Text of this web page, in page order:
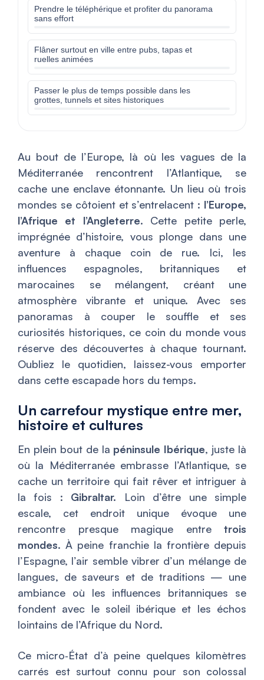
Prendre le téléphérique et profiter du panorama
sans effort
Flâner surtout en ville entre pubs, tapas et
ruelles animées
Passer le plus de temps possible dans les
grottes, tunnels et sites historiques
Au bout de l’Europe, là où les vagues de la
Méditerranée rencontrent l’Atlantique, se
cache une enclave étonnante. Un lieu où trois
mondes se côtoient et s’entrelacent : l’Europe,
l’Afrique et l’Angleterre. Cette petite perle,
imprégnée d’histoire, vous plonge dans une
aventure à chaque coin de rue. Ici, les
influences espagnoles, britanniques et
marocaines se mélangent, créant une
atmosphère vibrante et unique. Avec ses
panoramas à couper le souffle et ses
curiosités historiques, ce coin du monde vous
réserve des découvertes à chaque tournant.
Oubliez le quotidien, laissez-vous emporter
dans cette escapade hors du temps.
Un carrefour mystique entre mer,
histoire et cultures
En plein bout de la péninsule Ibérique, juste là
où la Méditerranée embrasse l’Atlantique, se
cache un territoire qui fait rêver et intriguer à
la fois : Gibraltar. Loin d’être une simple
escale, cet endroit unique évoque une
rencontre presque magique entre trois
mondes. À peine franchie la frontière depuis
l’Espagne, l’air semble vibrer d’un mélange de
langues, de saveurs et de traditions — une
ambiance où les influences britanniques se
fondent avec le soleil ibérique et les échos
lointains de l’Afrique du Nord.
Ce micro‑État d’à peine quelques kilomètres
carrés est surtout connu pour son colossal